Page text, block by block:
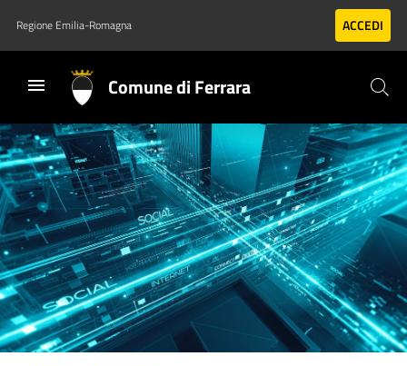
Vai al contenuto principale
Vai al footer
Regione Emilia-Romagna ACCEDI
Comune di Ferrara